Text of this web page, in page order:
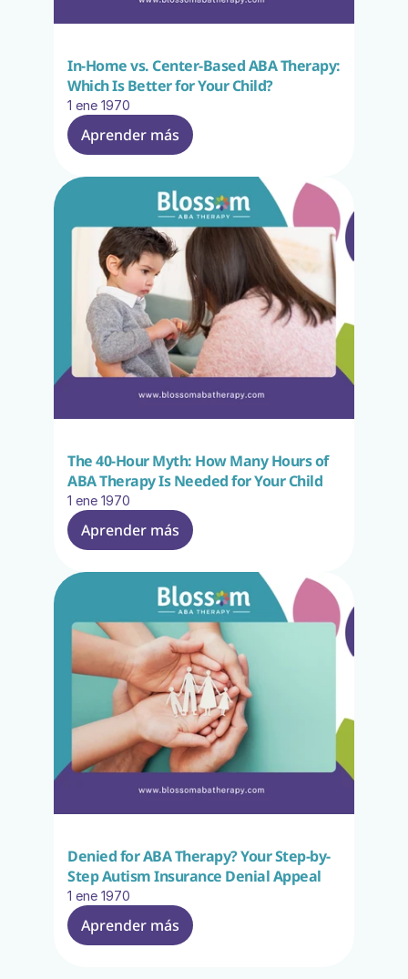
In-Home vs. Center-Based ABA Therapy:
Which Is Better for Your Child?
1 ene 1970
Aprender más
The 40-Hour Myth: How Many Hours of
ABA Therapy Is Needed for Your Child
1 ene 1970
Aprender más
Denied for ABA Therapy? Your Step-by-
Step Autism Insurance Denial Appeal
1 ene 1970
Aprender más